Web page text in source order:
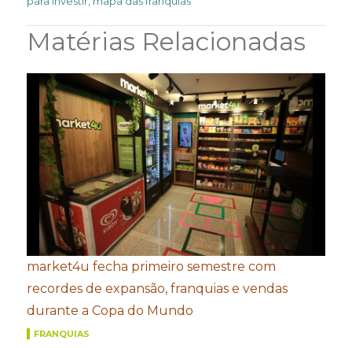
Matérias Relacionadas
market4u fecha primeiro semestre com
recordes de expansão, franquias e vendas
durante a Copa do Mundo
FRANQUIAS